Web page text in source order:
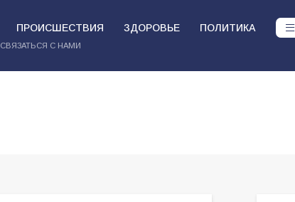
ПРОИСШЕСТВИЯ ЗДОРОВЬЕ ПОЛИТИКА
СВЯЗАТЬСЯ С НАМИ